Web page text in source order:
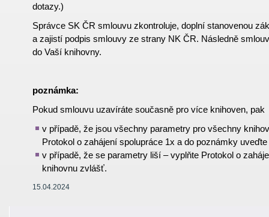
dotazy.)
Správce SK ČR smlouvu zkontroluje, doplní stanovenou
a zajistí podpis smlouvy ze strany NK ČR. Následně
do Vaší knihovny.
poznámka:
Pokud smlouvu uzavíráte současně pro více knihoven, pak
v případě, že jsou všechny parametry pro všechny
Protokol o zahájení spolupráce 1x a do poznámky
v případě, že se parametry liší – vyplňte Protokol o
knihovnu zvlášť.
15.04.2024